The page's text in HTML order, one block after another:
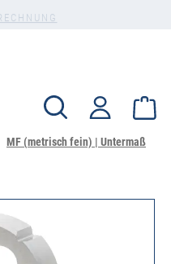
MF (metrisch fein) | Untermaß